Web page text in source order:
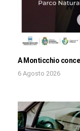
A Monticchio
6 Agosto 2026